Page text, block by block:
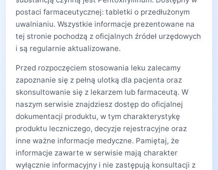
postaci farmaceutycznej: tabletki o przedłużonym
uwalnianiu. Wszystkie informacje prezentowane na
tej stronie pochodzą z oficjalnych źródeł urzędowych
i są regularnie aktualizowane.
Przed rozpoczęciem stosowania leku zalecamy
zapoznanie się z pełną ulotką dla pacjenta oraz
skonsultowanie się z lekarzem lub farmaceutą. W
naszym serwisie znajdziesz dostęp do oficjalnej
dokumentacji produktu, w tym charakterystykę
produktu leczniczego, decyzje rejestracyjne oraz
inne ważne informacje medyczne. Pamiętaj, że
informacje zawarte w serwisie mają charakter
wyłącznie informacyjny i nie zastępują konsultacji z